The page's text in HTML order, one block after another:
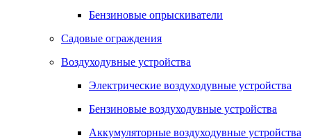
Бензиновые опрыскиватели
Садовые ограждения
Воздуходувные устройства
Электрические воздуходувные устройства
Бензиновые воздуходувные устройства
Аккумуляторные воздуходувные устройства